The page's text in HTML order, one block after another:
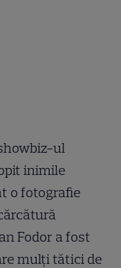
ul
inimile
o fotografie
Fodor a fost
mulți tătici de